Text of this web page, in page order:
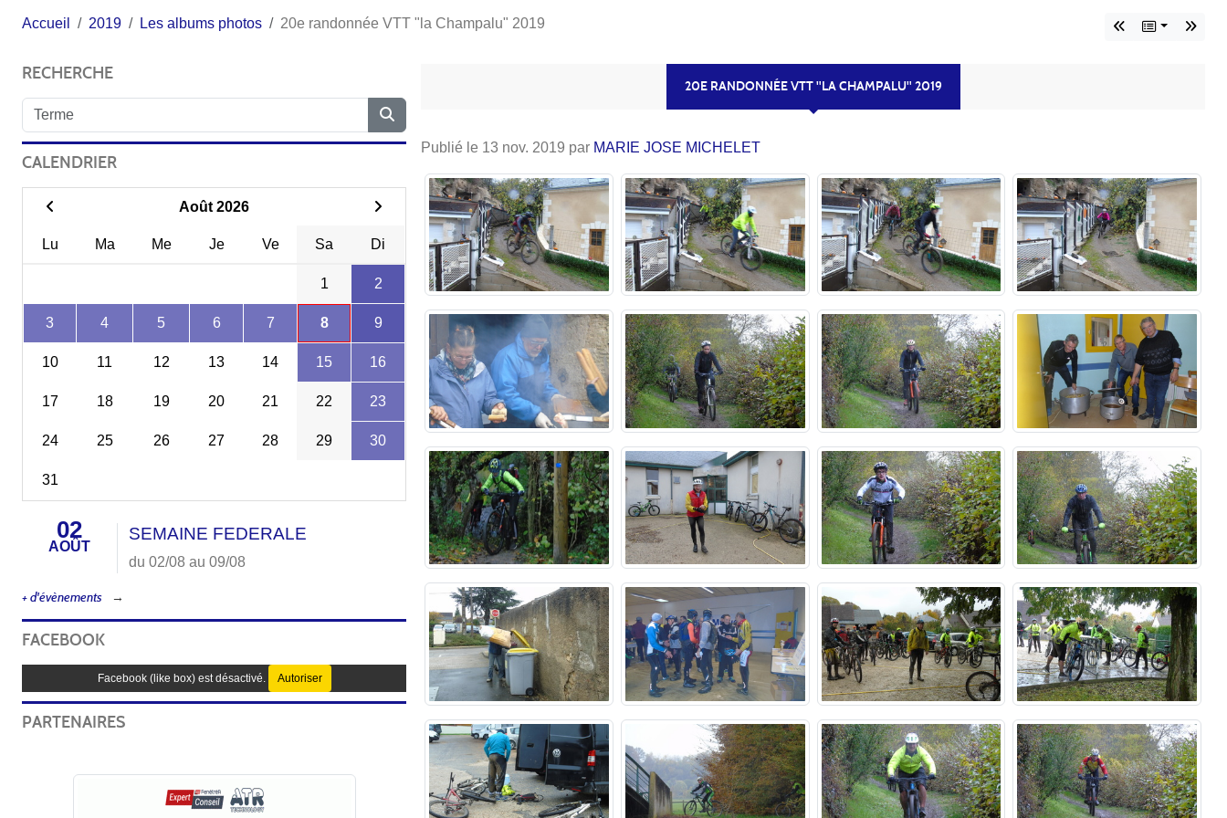
Accueil 2019 Les albums photos 20e randonnée VTT "la Champalu" 2019
20E RANDONNÉE VTT "LA CHAMPALU" 2019
Publié le 13 nov. 2019 par MARIE JOSE MICHELET
RECHERCHE
CALENDRIER
Août 2026
Lu Ma Me Je Ve Sa Di
1 2
3 4 5 6 7 8 9
10 11 12 13 14 15 16
17 18 19 20 21 22 23
24 25 26 27 28 29 30
31
02
AOÛT
SEMAINE FEDERALE
du 02/08 au 09/08
+ d'évènements
FACEBOOK
Facebook (like box) est désactivé. Autoriser
PARTENAIRES